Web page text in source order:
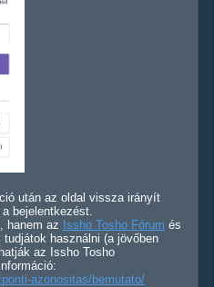
után az oldal vissza irányít
bejelentkezést.
hanem az Issho Tosho Fórum és
tudjátok használni (a jövőben
az Issho Tosho
azonositas/bemutato/